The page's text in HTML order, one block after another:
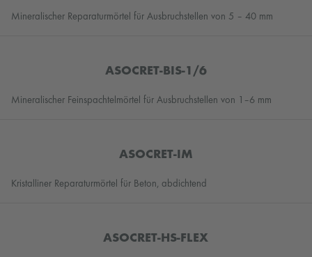
Mineralischer Reparaturmörtel für Ausbruchstellen von 5 – 40 mm
ASOCRET-BIS-1/6
Mineralischer Feinspachtelmörtel für Ausbruchstellen von 1–6 mm
ASOCRET-IM
Kristalliner Reparaturmörtel für Beton, abdichtend
ASOCRET-HS-FLEX